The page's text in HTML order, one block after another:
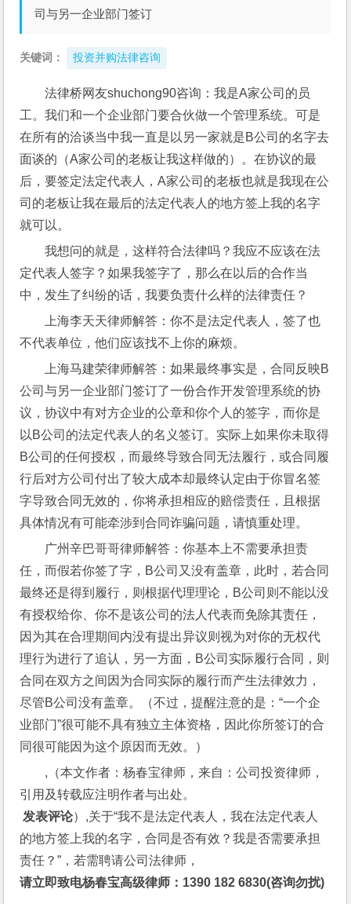
司与另一企业部门签订
关键词： 投资并购法律咨询
法律桥网友shuchong90咨询：我是A家公司的员
工。我们和一个企业部门要合伙做一个管理系统。可是
在所有的洽谈当中我一直是以另一家就是B公司的名字去
面谈的（A家公司的老板让我这样做的）。在协议的最
后，要签定法定代表人，A家公司的老板也就是我现在公
司的老板让我在最后的法定代表人的地方签上我的名字
就可以。
我想问的就是，这样符合法律吗？我应不应该在法
定代表人签字？如果我签字了，那么在以后的合作当
中，发生了纠纷的话，我要负责什么样的法律责任？
上海李天天律师解答：你不是法定代表人，签了也
不代表单位，他们应该找不上你的麻烦。
上海马建荣律师解答：如果最终事实是，合同反映B
公司与另一企业部门签订了一份合作开发管理系统的协
议，协议中有对方企业的公章和你个人的签字，而你是
以B公司的法定代表人的名义签订。实际上如果你未取得
B公司的任何授权，而最终导致合同无法履行，或合同履
行后对方公司付出了较大成本却最终认定由于你冒名签
字导致合同无效的，你将承担相应的赔偿责任，且根据
具体情况有可能牵涉到合同诈骗问题，请慎重处理。
广州辛巴哥哥律师解答：你基本上不需要承担责
任，而假若你签了字，B公司又没有盖章，此时，若合同
最终还是得到履行，则根据代理理论，B公司则不能以没
有授权给你、你不是该公司的法人代表而免除其责任，
因为其在合理期间内没有提出异议则视为对你的无权代
理行为进行了追认，另一方面，B公司实际履行合同，则
合同在双方之间因为合同实际的履行而产生法律效力，
尽管B公司没有盖章。（不过，提醒注意的是：“一个企
业部门”很可能不具有独立主体资格，因此你所签订的合
同很可能因为这个原因而无效。）
,（本文作者：杨春宝律师，来自：公司投资律师，
引用及转载应注明作者与出处。
发表评论）,关于“我不是法定代表人，我在法定代表人
的地方签上我的名字，合同是否有效？我是否需要承担
责任？”，若需聘请公司法律师，
请立即致电杨春宝高级律师：1390 182 6830(咨询勿扰)